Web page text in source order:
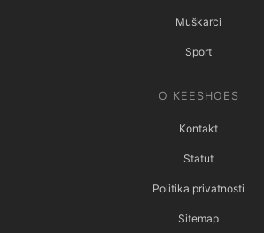
Muškarci
Sport
O KEESHOES
Kontakt
Statut
Politika privatnosti
Sitemap